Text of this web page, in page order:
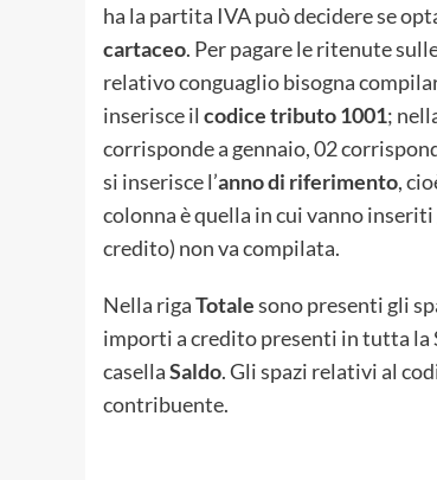
ha la partita IVA può decidere se
cartaceo. Per pagare le ritenute
relativo conguaglio bisogna
inserisce il codice tributo 1001;
corrisponde a gennaio, 02
si inserisce l’anno di riferimento,
colonna è quella in cui vanno inseriti
credito) non va compilata.
Nella rigaTotalesono presenti gli
importi a credito presenti in tutta la
casellaSaldo. Gli spazi relativi al
contribuente.